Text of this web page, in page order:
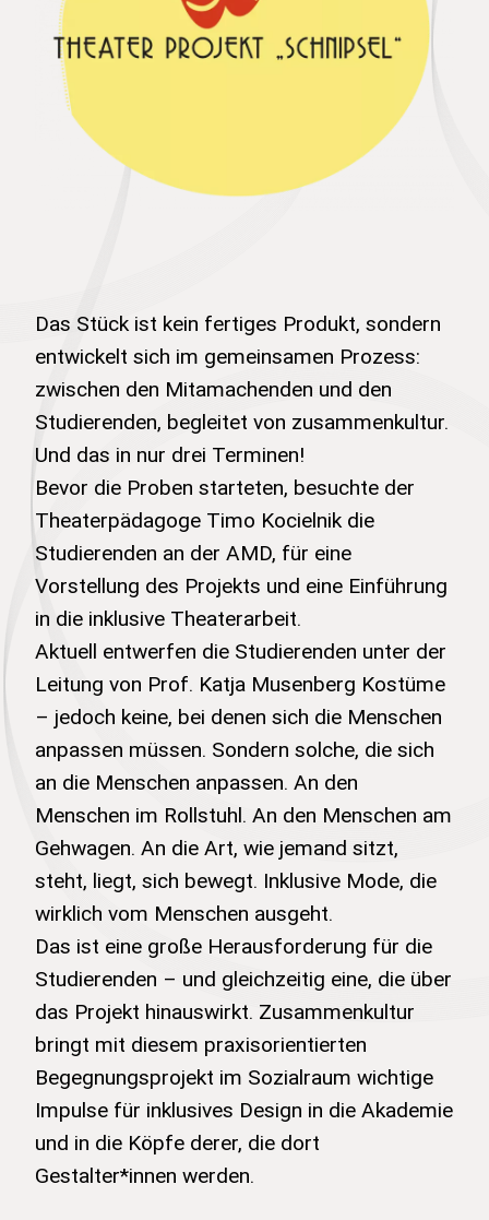
Das Stück ist kein fertiges Produkt, sondern
entwickelt sich im gemeinsamen Prozess:
zwischen den Mitamachenden und den
Studierenden, begleitet von zusammenkultur.
Und das in nur drei Terminen!
Bevor die Proben starteten, besuchte der
Theaterpädagoge Timo Kocielnik die
Studierenden an der AMD, für eine
Vorstellung des Projekts und eine Einführung
in die inklusive Theaterarbeit.
Aktuell entwerfen die Studierenden unter der
Leitung von Prof. Katja Musenberg Kostüme
– jedoch keine, bei denen sich die Menschen
anpassen müssen. Sondern solche, die sich
an die Menschen anpassen. An den
Menschen im Rollstuhl. An den Menschen am
Gehwagen. An die Art, wie jemand sitzt,
steht, liegt, sich bewegt. Inklusive Mode, die
wirklich vom Menschen ausgeht.
Das ist eine große Herausforderung für die
Studierenden – und gleichzeitig eine, die über
das Projekt hinauswirkt. Zusammenkultur
bringt mit diesem praxisorientierten
Begegnungsprojekt im Sozialraum wichtige
Impulse für inklusives Design in die Akademie
und in die Köpfe derer, die dort
Gestalter*innen werden.